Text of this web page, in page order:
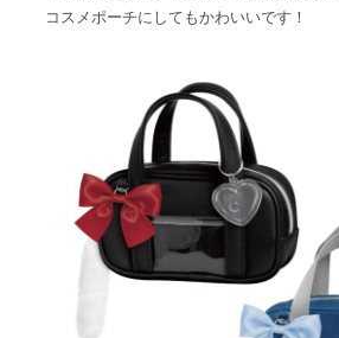
コスメポーチにしてもかわいいです！